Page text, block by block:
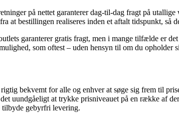
på nettet garanterer dag-til-dag fragt på
at bestillingen realiseres inden et aftalt tidspunkt,
garanterer gratis fragt, men i mange tilfælde er
som oftest – uden hensyn til om du
bekvemt for alle og enhver at søge sig frem til
uundgåeligt at trykke prisniveauet på en række af
tilbyde gebyrfri levering.